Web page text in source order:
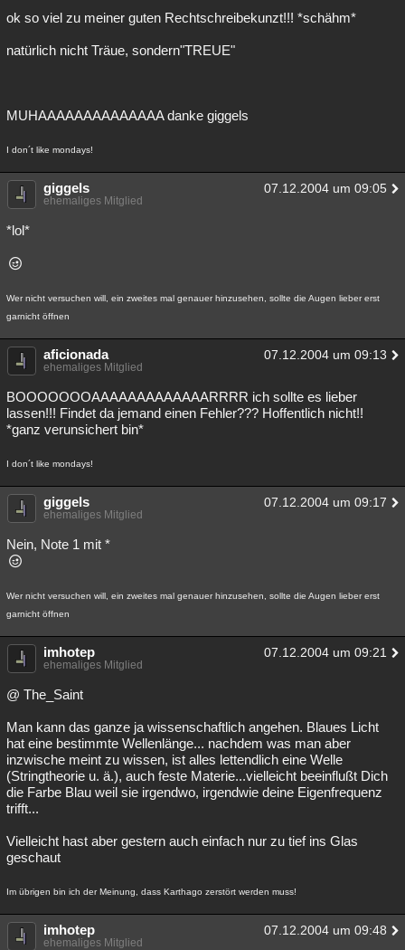
ok so viel zu meiner guten Rechtschreibekunzt!!! *schähm*
natürlich nicht Träue, sondern"TREUE"
MUHAAAAAAAAAAAAAA danke giggels
I don´t like mondays!
giggels 07.12.2004 um 09:05
ehemaliges Mitglied
*lol*
Wer nicht versuchen will, ein zweites mal genauer hinzusehen, sollte die Augen lieber erst
garnicht öffnen
aficionada 07.12.2004 um 09:13
ehemaliges Mitglied
BOOOOOOOAAAAAAAAAAAAARRRR ich sollte es lieber
lassen!!! Findet da jemand einen Fehler??? Hoffentlich nicht!!
*ganz verunsichert bin*
I don´t like mondays!
giggels 07.12.2004 um 09:17
ehemaliges Mitglied
Nein, Note 1 mit *
Wer nicht versuchen will, ein zweites mal genauer hinzusehen, sollte die Augen lieber erst
garnicht öffnen
imhotep 07.12.2004 um 09:21
ehemaliges Mitglied
@ The_Saint
Man kann das ganze ja wissenschaftlich angehen. Blaues Licht
hat eine bestimmte Wellenlänge... nachdem was man aber
inzwische meint zu wissen, ist alles lettendlich eine Welle
(Stringtheorie u. ä.), auch feste Materie...vielleicht beeinflußt Dich
die Farbe Blau weil sie irgendwo, irgendwie deine Eigenfrequenz
trifft...
Vielleicht hast aber gestern auch einfach nur zu tief ins Glas
geschaut
Im übrigen bin ich der Meinung, dass Karthago zerstört werden muss!
imhotep 07.12.2004 um 09:48
ehemaliges Mitglied